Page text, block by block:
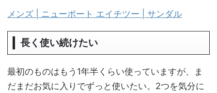
メンズ | ニューポート エイチツー | サンダル
長く使い続けたい
最初のものはもう1年半くらい使っていますが、ま
だまだお気に入りでずっと使いたい。2つを気分に